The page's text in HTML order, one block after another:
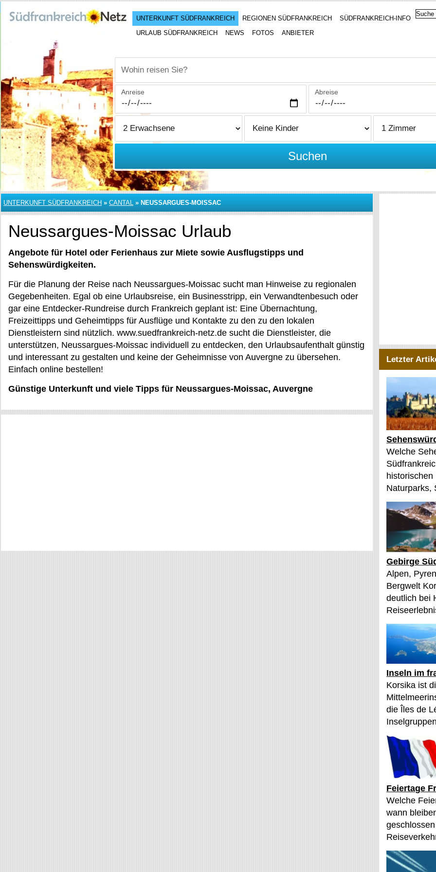
UNTERKUNFT SÜDFRANKREICH REGIONEN SÜDFRANKREICH
SÜDFRANKREICH-INFO
URLAUB SÜDFRANKREICH
NEWS FOTOS ANBIETER
Wohin reisen Sie?
Anreise Abreise
Suchen
UNTERKUNFT SÜDFRANKREICH » CANTAL » NEUSSARGUES-MOISSAC
Neussargues-Moissac Urlaub
Angebote für Hotel oder Ferienhaus zur Miete sowie Ausflugstipps und
Sehenswürdigkeiten.
Für die Planung der Reise nach Neussargues-Moissac sucht man Hinweise zu regionalen
Gegebenheiten. Egal ob eine Urlaubsreise, ein Businesstripp, ein Verwandtenbesuch oder
gar eine Entdecker-Rundreise durch Frankreich geplant ist: Eine Übernachtung,
Freizeittipps und Geheimtipps für Ausflüge und Kontakte zu den zu den lokalen
Dienstleistern sind nützlich. www.suedfrankreich-netz.de sucht die Dienstleister, die
unterstützen, Neussargues-Moissac individuell zu entdecken, den Urlaubsaufenthalt günstig
und interessant zu gestalten und keine der Geheimnisse von Auvergne zu übersehen.
Einfach online bestellen!
Günstige Unterkunft und viele Tipps für Neussargues-Moissac, Auvergne
Letzter
Welche
Naturparks,
Gebirge
Alpen,
Bergwelt
deutlich bei
Inseln im
Korsika ist
die Îles de
Feiertage
Welche
wann